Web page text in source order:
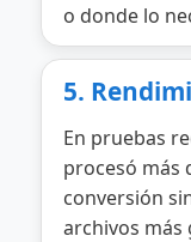
o donde lo
5.
En pruebas
procesó más
conversión
archivos más